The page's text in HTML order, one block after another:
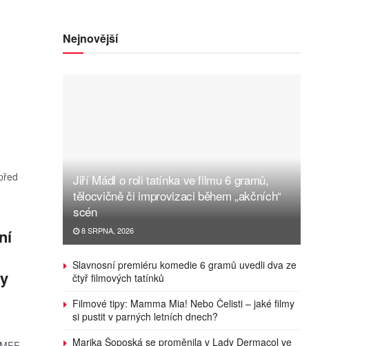
Nejnovější
Jiří Mádl o roli tatínka ve filmu 6 gramů,
tělocvičně či improvizaci během „akčních“
scén
8 SRPNA, 2026
Slavnosní premiéru komedie 6 gramů uvedli dva ze
čtyř filmových tatínků
Filmové tipy: Mamma Mia! Nebo Čelisti – jaké filmy
si pustit v parných letních dnech?
Marika Šoposká se proměnila v Lady Dermacol ve